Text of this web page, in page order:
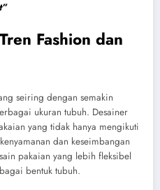
Fashion dan
seiring dengan semakin
ukuran tubuh. Desainer
yang tidak hanya mengikuti
dan keseimbangan
pakaian yang lebih fleksibel
bentuk tubuh.